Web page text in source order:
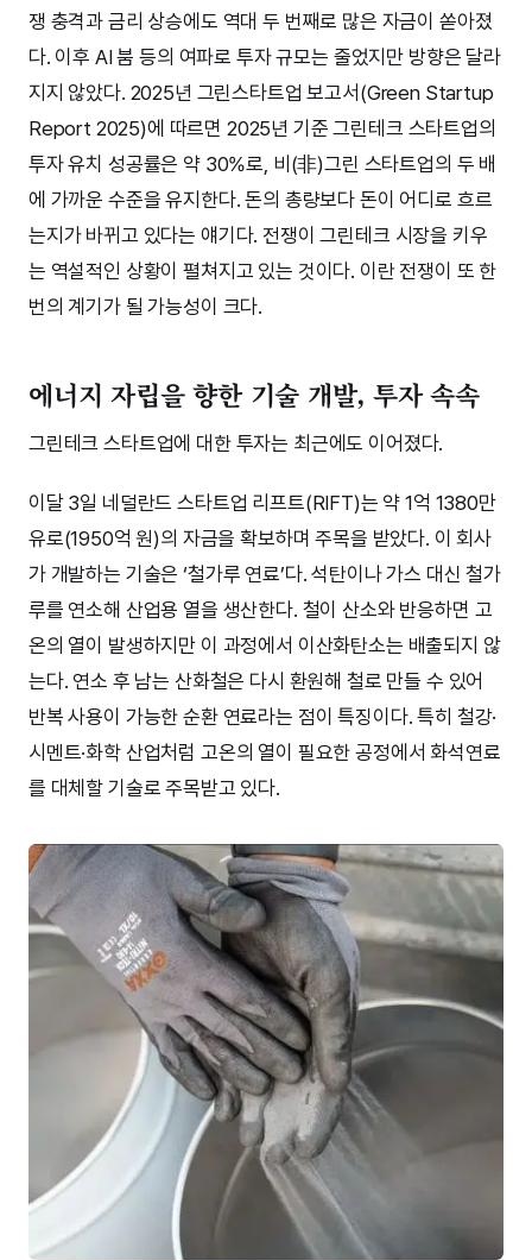
쟁 충격과 금리 상승에도 역대 두 번째로 많은 자금이 쏟아졌
다. 이후 AI 붐 등의 여파로 투자 규모는 줄었지만 방향은 달라
지지 않았다. 2025년 그린스타트업 보고서(Green Startup
Report 2025)에 따르면 2025년 기준 그린테크 스타트업의
투자 유치 성공률은 약 30%로, 비(非)그린 스타트업의 두 배
에 가까운 수준을 유지한다. 돈의 총량보다 돈이 어디로 흐르
는지가 바뀌고 있다는 얘기다. 전쟁이 그린테크 시장을 키우
는 역설적인 상황이 펼쳐지고 있는 것이다. 이란 전쟁이 또 한
번의 계기가 될 가능성이 크다.
에너지 자립을 향한 기술 개발, 투자 속속
그린테크 스타트업에 대한 투자는 최근에도 이어졌다.
이달 3일 네덜란드 스타트업 리프트(RIFT)는 약 1억 1380만
유로(1950억 원)의 자금을 확보하며 주목을 받았다. 이 회사
가 개발하는 기술은 ‘철가루 연료’다. 석탄이나 가스 대신 철가
루를 연소해 산업용 열을 생산한다. 철이 산소와 반응하면 고
온의 열이 발생하지만 이 과정에서 이산화탄소는 배출되지 않
는다. 연소 후 남는 산화철은 다시 환원해 철로 만들 수 있어
반복 사용이 가능한 순환 연료라는 점이 특징이다. 특히 철강·
시멘트·화학 산업처럼 고온의 열이 필요한 공정에서 화석연료
를 대체할 기술로 주목받고 있다.